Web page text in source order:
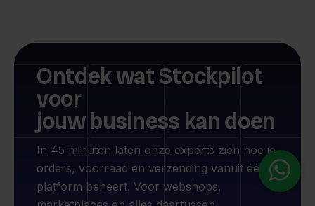
Ontdek wat Stockpilot
voor
jouw business kan doen
In 45 minuten laten onze experts zien hoe je
orders, voorraad en verzending vanuit één
platform beheert. Voor webshops,